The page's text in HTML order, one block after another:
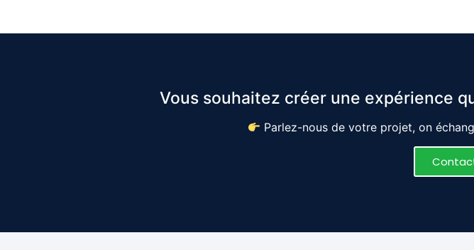
Vous souhaitez créer une expérience
Parlez-nous de votre projet, on